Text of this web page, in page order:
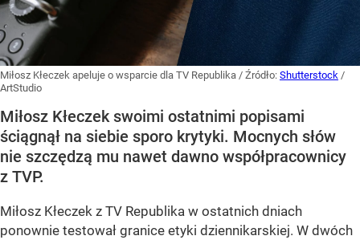
Miłosz Kłeczek apeluje o wsparcie dla TV Republika / Źródło: Shutterstock /
ArtStudio
Miłosz Kłeczek swoimi ostatnimi popisami
ściągnął na siebie sporo krytyki. Mocnych słów
nie szczędzą mu nawet dawno współpracownicy
z TVP.
Miłosz Kłeczek z TV Republika w ostatnich dniach
ponownie testował granice etyki dziennikarskiej. W dwóch